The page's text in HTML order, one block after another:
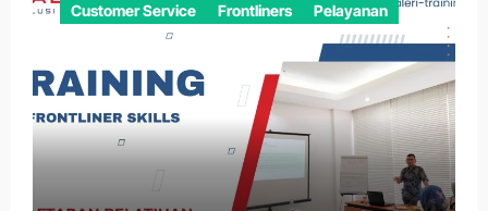
Customer Service Frontliners Pelayanan